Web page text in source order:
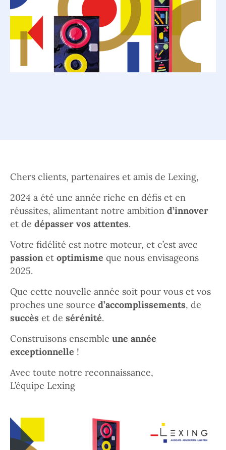
Chers clients, partenaires et amis de Lexing,
2024 a été une année riche en défis et en
réussites, alimentant notre ambition d’innover
et de dépasser vos attentes.
Votre fidélité est notre moteur, et c’est avec
passion et optimisme que nous envisageons
2025.
Que cette nouvelle année soit pour vous et vos
proches une source d’accomplissements, de
succès et de sérénité.
Construisons ensemble une année
exceptionnelle !
Avec toute notre reconnaissance,
L’équipe Lexing